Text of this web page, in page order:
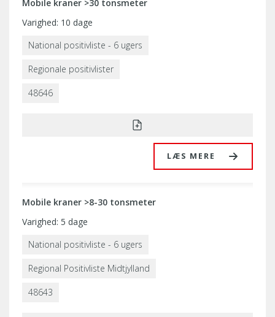
Mobile kraner >30 tonsmeter
National positivliste - 6 ugers
Regionale positivlister
48646
LÆS MERE
Varighed: 10 dage
Mobile kraner >8-30 tonsmeter
National positivliste - 6 ugers
Regional Positivliste Midtjylland
48643
Varighed: 5 dage